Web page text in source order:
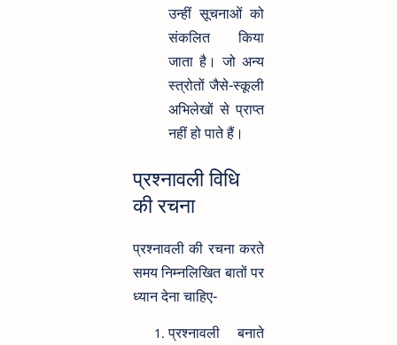
उन्हीं सूचनाओं को
संकलित किया
जाता है। जो अन्य
स्त्रोतों जैसे-स्कूली
अभिलेखों से प्राप्त
नहीं हो पाते हैं।
प्रश्नावली विधि
की रचना
प्रश्नावली की रचना करते
समय निम्नलिखित बातों पर
ध्यान देना चाहिए-
प्रश्नावली बनाते